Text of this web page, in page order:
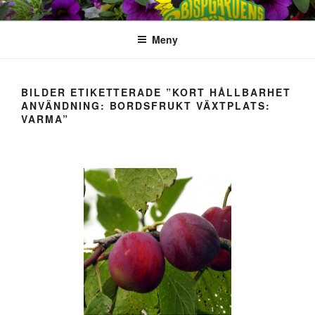
Hoppa
till
Meny
BILDER ETIKETTERADE ”KORT HÅLLBARHET
ANVÄNDNING: BORDSFRUKT VÄXTPLATS:
VARMA”